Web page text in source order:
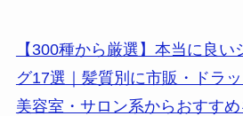
【300種から厳選】本当に良
グ17選｜髪質別に市販・ドラ
美容室・サロン系からおすす